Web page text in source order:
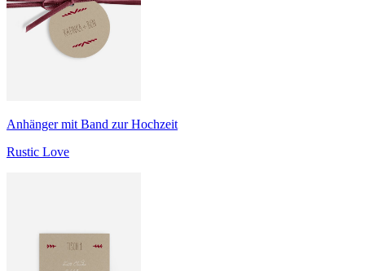
Anhänger mit Band zur Hochzeit
Rustic Love